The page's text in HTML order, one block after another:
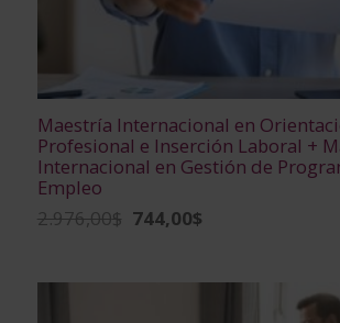
Maestría Internacional en
Profesional e Inserción Laboral +
Internacional en Gestión de
Empleo
2.976,00$ El
744,00$El